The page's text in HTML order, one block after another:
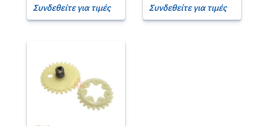
Συνδεθείτε για τιμές
Συνδεθείτε για τιμές